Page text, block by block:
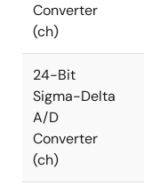
Converter
(ch)
24-Bit
Sigma-Delta
A/D
Converter
(ch)